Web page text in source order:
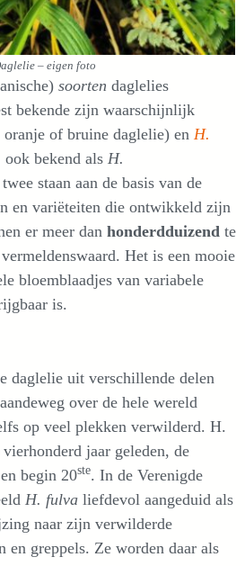
– eigen foto
soorten daglelies
bekende zijn waarschijnlijk
oranje of bruine daglelie) en H.
bekend als H.
staan aan de basis van de
en variëteiten die ontwikkeld zijn
er meer dan honderdduizend te
Het is een mooie
bloemblaadjes van variabele
is.
daglelie uit verschillende delen
over de hele wereld
op veel plekken verwilderd. H.
jaar geleden, de
begin 20ste. In de Verenigde
H. fulva liefdevol aangeduid als
naar zijn verwilderde
en greppels. Ze worden daar als